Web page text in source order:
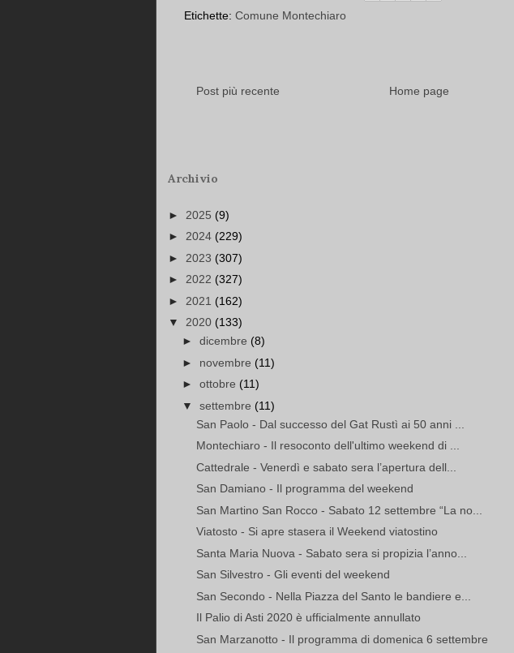
Etichette: Comune Montechiaro
Post più recente Home page
Archivio
► 2025 (9)
► 2024 (229)
► 2023 (307)
► 2022 (327)
► 2021 (162)
▼ 2020 (133)
► dicembre (8)
► novembre (11)
► ottobre (11)
▼ settembre (11)
San Paolo - Dal successo del Gat Rustì ai 50 anni ...
Montechiaro - Il resoconto dell'ultimo weekend di ...
Cattedrale - Venerdì e sabato sera l’apertura dell...
San Damiano - Il programma del weekend
San Martino San Rocco - Sabato 12 settembre “La no...
Viatosto - Si apre stasera il Weekend viatostino
Santa Maria Nuova - Sabato sera si propizia l’anno...
San Silvestro - Gli eventi del weekend
San Secondo - Nella Piazza del Santo le bandiere e...
Il Palio di Asti 2020 è ufficialmente annullato
San Marzanotto - Il programma di domenica 6 settembre